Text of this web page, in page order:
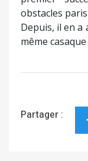
obstacles
Depuis, il en a
même
Partager :